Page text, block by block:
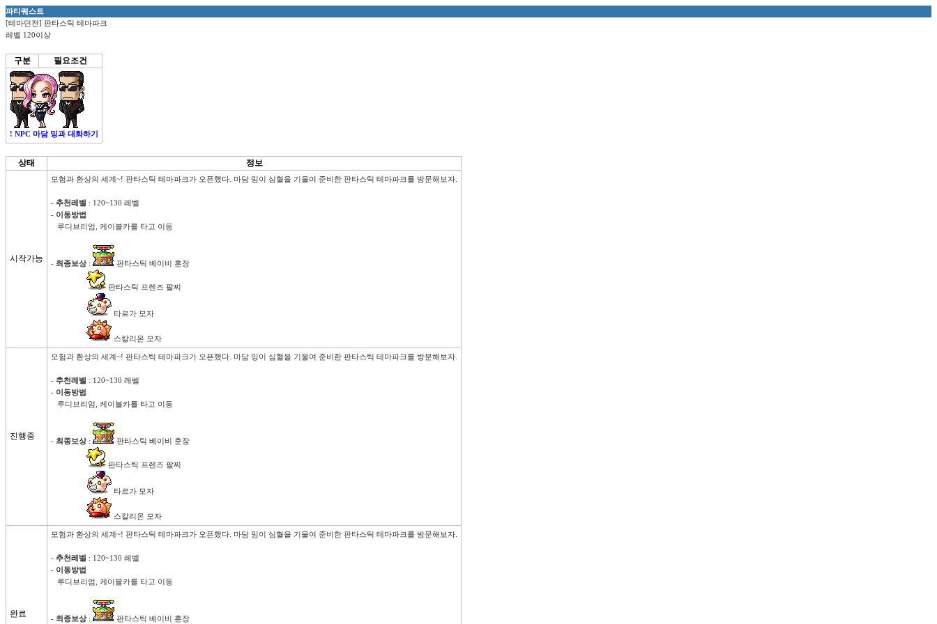
파티퀘스트
[테마던전] 판타스틱 테마파크
레벨 120이상
구분 필요조건
! NPC 마담 밍과 대화하기
상태 정보
시작가능
모험과 환상의 세계~! 판타스틱 테마파크가 오픈했다. 마담 밍이 심혈을 기울여 준비한 판타스틱 테마파크를 방문해보자.
- 추천레벨 : 120~130 레벨
- 이동방법
- 최종보상 : 판타스틱 베이비 훈장
판타스틱 프렌즈 팔찌
타르가 모자
스칼리온 모자
진행중
모험과 환상의 세계~! 판타스틱 테마파크가 오픈했다. 마담 밍이 심혈을 기울여 준비한 판타스틱 테마파크를 방문해보자.
- 추천레벨 : 120~130 레벨
- 이동방법
- 최종보상 : 판타스틱 베이비 훈장
판타스틱 프렌즈 팔찌
타르가 모자
스칼리온 모자
완료
모험과 환상의 세계~! 판타스틱 테마파크가 오픈했다. 마담 밍이 심혈을 기울여 준비한 판타스틱 테마파크를 방문해보자.
- 추천레벨 : 120~130 레벨
- 이동방법
- 최종보상 : 판타스틱 베이비 훈장